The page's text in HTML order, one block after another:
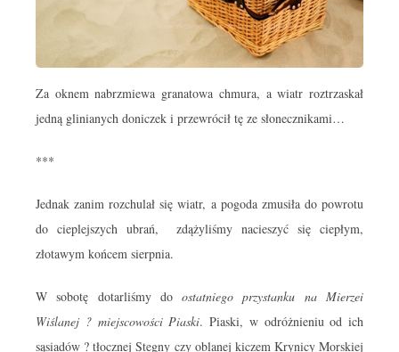
Za oknem nabrzmiewa granatowa chmura, a wiatr roztrzaskał
jedną glinianych doniczek i przewrócił tę ze słonecznikami…
***
Jednak zanim rozchulał się wiatr, a pogoda zmusiła do powrotu
do cieplejszych ubrań, zdążyliśmy nacieszyć się ciepłym,
złotawym końcem sierpnia.
W sobotę dotarliśmy doostatniego przystanku na Mierzei
Wiślanej ? miejscowości Piaski. Piaski, w odróżnieniu od ich
sąsiadów ? tłocznej Stegny czy oblanej kiczem Krynicy Morskiej